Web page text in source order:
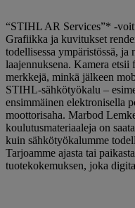
“STIHL AR Services”* -
Grafiikka ja kuvitukset
todellisessa ympäristössä, ja
laajennuksena. Kamera etsii
merkkejä, minkä jälkeen
STIHL-sähkötyökalu –
ensimmäinen elektronisella
moottorisaha. Marbod
koulutusmateriaaleja on
kuin sähkötyökalumme
Tarjoamme ajasta tai
tuotekokemuksen, joka